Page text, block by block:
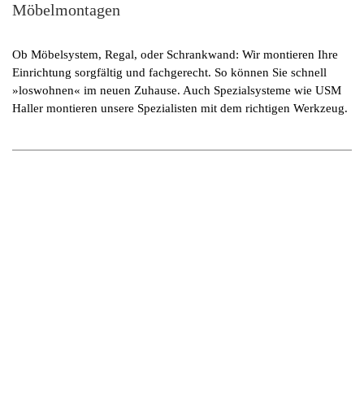
Möbelmontagen
Ob Möbelsystem, Regal, oder Schrankwand: Wir montieren Ihre
Einrichtung sorgfältig und fachgerecht. So können Sie schnell
»loswohnen« im neuen Zuhause. Auch Spezialsysteme wie USM
Haller montieren unsere Spezialisten mit dem richtigen Werkzeug.